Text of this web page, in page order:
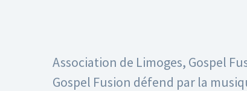
Association de Limoges, Gospel
Gospel Fusion défend par la